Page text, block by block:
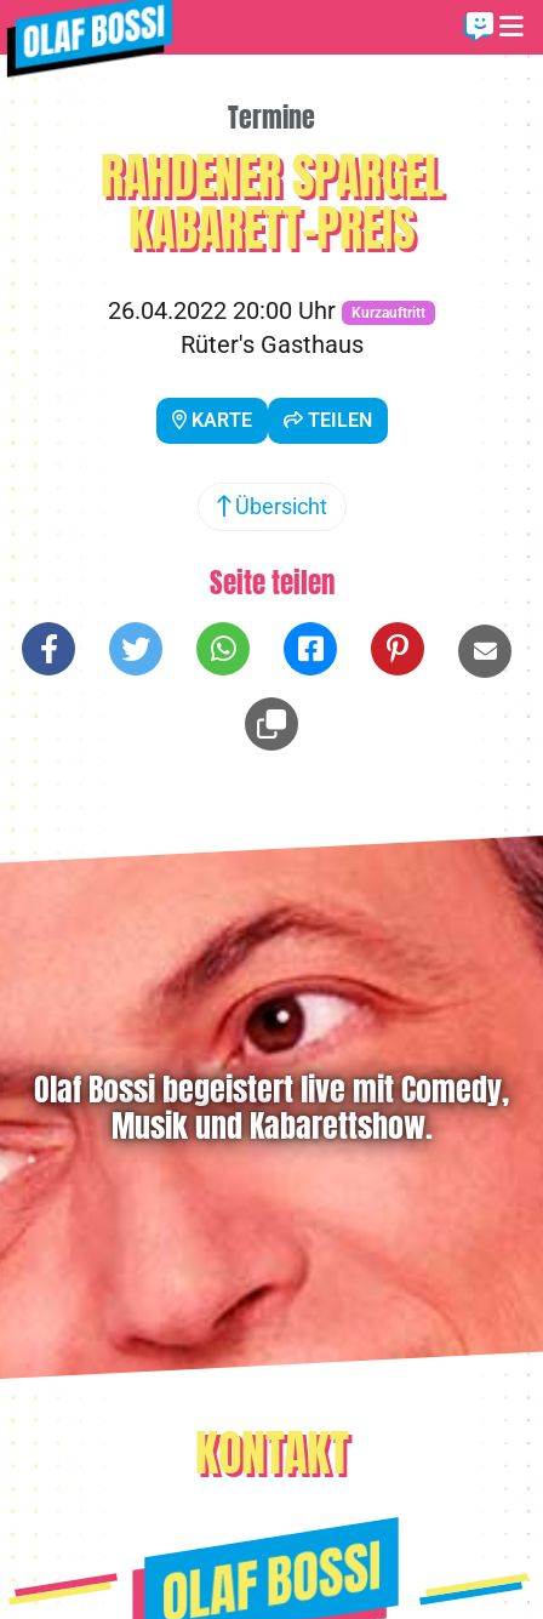
Termine
RAHDENER SPARGEL
KABARETT-PREIS
26.04.2022 20:00 Uhr Kurzauftritt
Rüter's Gasthaus
KARTE TEILEN
Übersicht
Seite teilen
Olaf Bossi begeistert live mit Comedy,
Musik und Kabarettshow.
KONTAKT